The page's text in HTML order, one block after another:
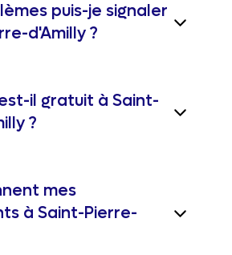
puis-je signaler
d'Amilly ?
il gratuit à Saint-
?
mes
à Saint-Pierre-